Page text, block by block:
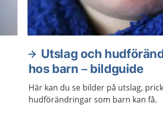
Utslag och
hos barn – bildguide
Här kan du se bilder på utslag,
hudförändringar som barn kan få.